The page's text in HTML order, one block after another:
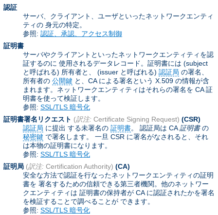
認証
サーバ、クライアント、ユーザといったネットワークエンティ
ティの 身元の特定。
参照: 認証、承認、アクセス制御
証明書
サーバやクライアントといったネットワークエンティティを認
証するのに 使用されるデータレコード。証明書には (subject
と呼ばれる) 所有者と、 (issuer と呼ばれる) 認証局 の署名、
所有者の 公開鍵 と、CA による署名という X.509 の情報が含
まれます。ネットワークエンティティはそれらの署名を CA 証
明書を使って検証します。
参照: SSL/TLS 暗号化
証明書署名リクエスト (訳注: Certificate Signing Request) (CSR)
認証局 に提出 する未署名の 証明書。 認証局は CA証明書の
秘密鍵 で署名します。 一旦 CSR に署名がなされると、それ
は本物の証明書になります。
参照: SSL/TLS 暗号化
証明局 (訳注: Certification Authority) (CA)
安全な方法で認証を行なったネットワークエンティティの証明
書を 署名するための信頼できる第三者機関。他のネットワー
クエンティティは 証明書の保持者が CA に認証されたかを署名
を検証することで調べることが できます。
参照: SSL/TLS 暗号化